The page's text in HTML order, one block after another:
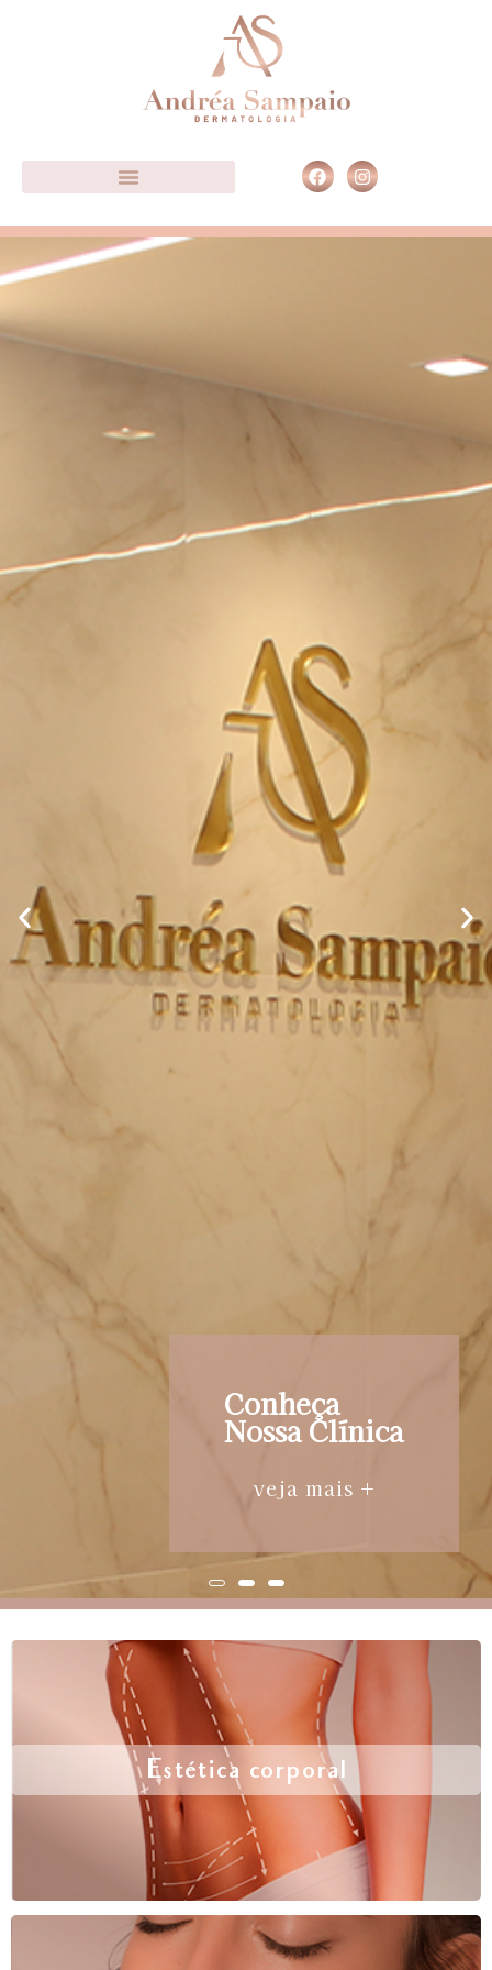
Conheça
Nossa Clínica
veja mais +
Estética corporal